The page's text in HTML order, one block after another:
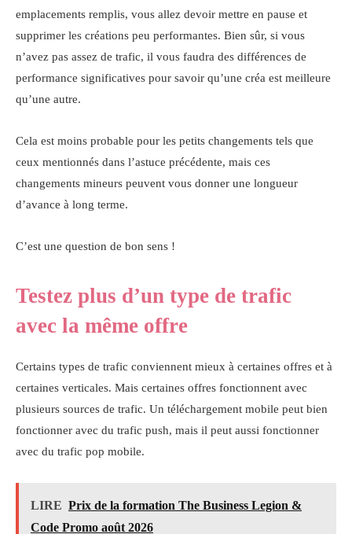
emplacements remplis, vous allez devoir mettre en pause et
supprimer les créations peu performantes. Bien sûr, si vous
n’avez pas assez de trafic, il vous faudra des différences de
performance significatives pour savoir qu’une créa est meilleure
qu’une autre.
Cela est moins probable pour les petits changements tels que
ceux mentionnés dans l’astuce précédente, mais ces
changements mineurs peuvent vous donner une longueur
d’avance à long terme.
C’est une question de bon sens !
Testez plus d’un type de trafic
avec la même offre
Certains types de trafic conviennent mieux à certaines offres et à
certaines verticales. Mais certaines offres fonctionnent avec
plusieurs sources de trafic. Un téléchargement mobile peut bien
fonctionner avec du trafic push, mais il peut aussi fonctionner
avec du trafic pop mobile.
LIRE Prix de la formation The Business Legion &
Code Promo août 2026